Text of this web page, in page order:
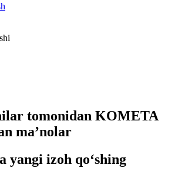
tomonidan KOMETA
ma’nolar
yangi izoh qo‘shing